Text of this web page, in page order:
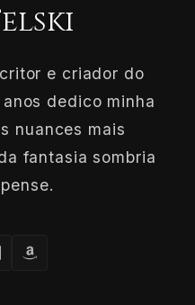
e criador do
dedico minha
nuances mais
fantasia sombria